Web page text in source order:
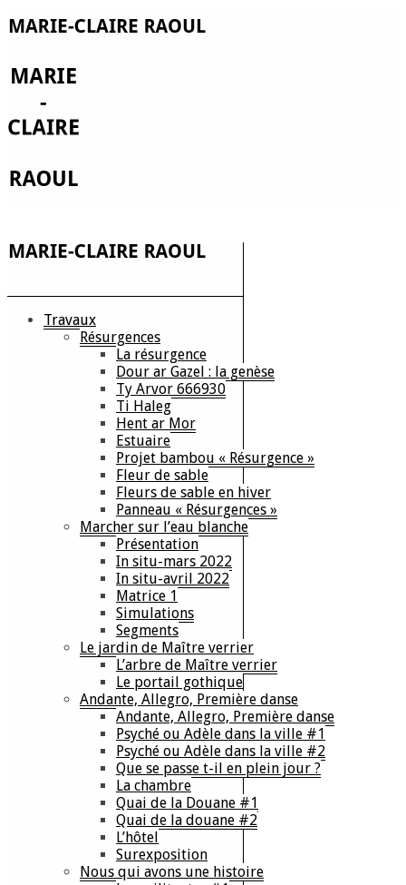
Travaux
Résurgences
La résurgence
Dour ar Gazel : la genèse
Ty Arvor 666930
Ti Haleg
Hent ar Mor
Estuaire
Projet bambou « Résurgence »
Fleur de sable
Fleurs de sable en hiver
Panneau « Résurgences »
Marcher sur l’eau blanche
Présentation
In situ-mars 2022
In situ-avril 2022
Matrice 1
Simulations
Segments
Le jardin de Maître verrier
L’arbre de Maître verrier
Le portail gothique
Andante, Allegro, Première danse
Andante, Allegro, Première danse
Psyché ou Adèle dans la ville #1
Psyché ou Adèle dans la ville #2
Que se passe t-il en plein jour ?
La chambre
Quai de la Douane #1
Quai de la douane #2
L’hôtel
Surexposition
Nous qui avons une histoire